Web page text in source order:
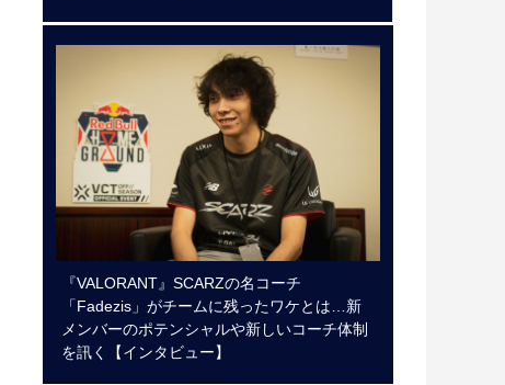
『VALORANT』SCARZの名コーチ
「Fadezis」がチームに残ったワケとは…新
メンバーのポテンシャルや新しいコーチ体制
を訊く【インタビュー】